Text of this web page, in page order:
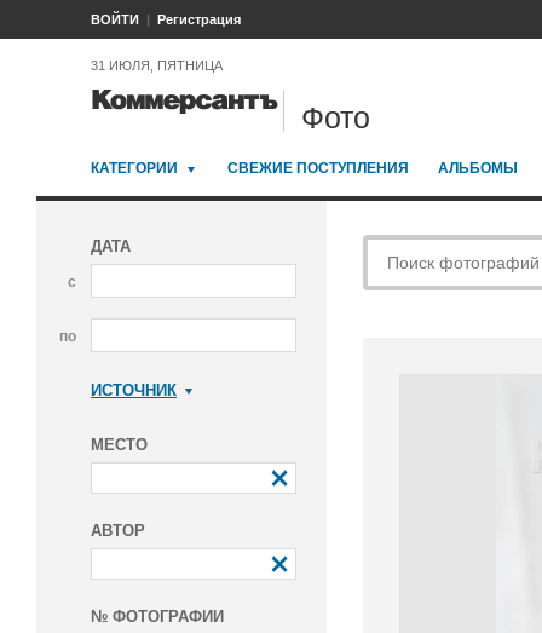
ВОЙТИ Регистрация
31 ИЮЛЯ, ПЯТНИЦА
Фото
КАТЕГОРИИ СВЕЖИЕ ПОСТУПЛЕНИЯ АЛЬБОМЫ
ДАТА
с
по
ИСТОЧНИК
МЕСТО
АВТОР
№ ФОТОГРАФИИ